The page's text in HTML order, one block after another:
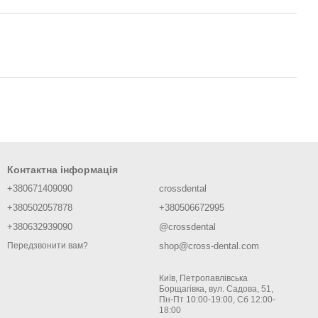
Контактна інформація
+380671409090
+380502057878
+380632939090
Передзвонити вам?
crossdental
+380506672995
@crossdental
shop@cross-dental.com
Київ, Петропавлівська
Борщагівка, вул. Садова, 51,
Пн-Пт 10:00-19:00, Сб 12:00-
18:00